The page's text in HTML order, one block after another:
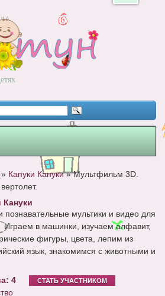
» Капуки Кануки»Мультфильм 3D.
Кануки
познавательные мультики и видео для
в машинки, изучаем алфавит,
фигуры, цвета, лепим из
язык, знакомимся с животными и
4
СТАТЬ УЧАСТНИКОМ